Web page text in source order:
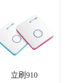
立刷910